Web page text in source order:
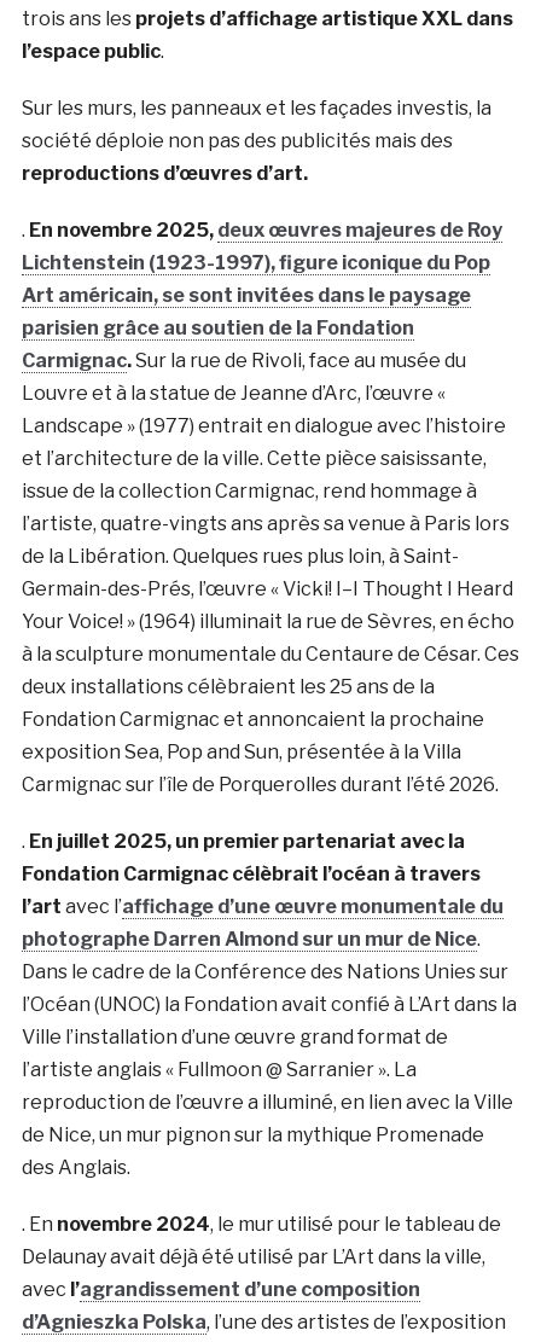
trois ans les projets d’affichage artistique XXL dans
l’espace public.
Sur les murs, les panneaux et les façades investis, la
société déploie non pas des publicités mais des
reproductions d’œuvres d’art.
. En novembre 2025, deux œuvres majeures de Roy
Lichtenstein (1923-1997), figure iconique du Pop
Art américain, se sont invitées dans le paysage
parisien grâce au soutien de la Fondation
Carmignac.Sur la rue de Rivoli, face au musée du
Louvre et à la statue de Jeanne d’Arc, l’œuvre «
Landscape » (1977) entrait en dialogue avec l’histoire
et l’architecture de la ville. Cette pièce saisissante,
issue de la collection Carmignac, rend hommage à
l’artiste, quatre-vingts ans après sa venue à Paris lors
de la Libération. Quelques rues plus loin, à Saint-
Germain-des-Prés, l’œuvre « Vicki! I–I Thought I Heard
Your Voice! » (1964) illuminait la rue de Sèvres, en écho
à la sculpture monumentale du Centaure de César. Ces
deux installations célèbraient les 25 ans de la
Fondation Carmignac et annoncaient la prochaine
exposition Sea, Pop and Sun, présentée à la Villa
Carmignac sur l’île de Porquerolles durant l’été 2026.
. En juillet 2025, un premier partenariat avec la
Fondation Carmignac célèbrait l’océan à travers
l’art avec l’affichage d’une œuvre monumentale du
photographe Darren Almond sur un mur de Nice.
Dans le cadre de la Conférence des Nations Unies sur
l’Océan (UNOC) la Fondation avait confié à L’Art dans la
Ville l’installation d’une œuvre grand format de
l’artiste anglais « Fullmoon @ Sarranier ». La
reproduction de l’œuvre a illuminé, en lien avec la Ville
de Nice, un mur pignon sur la mythique Promenade
des Anglais.
. En novembre 2024, le mur utilisé pour le tableau de
Delaunay avait déjà été utilisé par L’Art dans la ville,
avec l’agrandissement d’une composition
d’Agnieszka Polska, l’une des artistes de l’exposition